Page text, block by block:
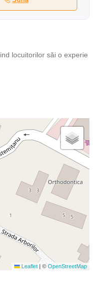
locuitorilor săi o experie
Leaflet | © OpenStreetMap